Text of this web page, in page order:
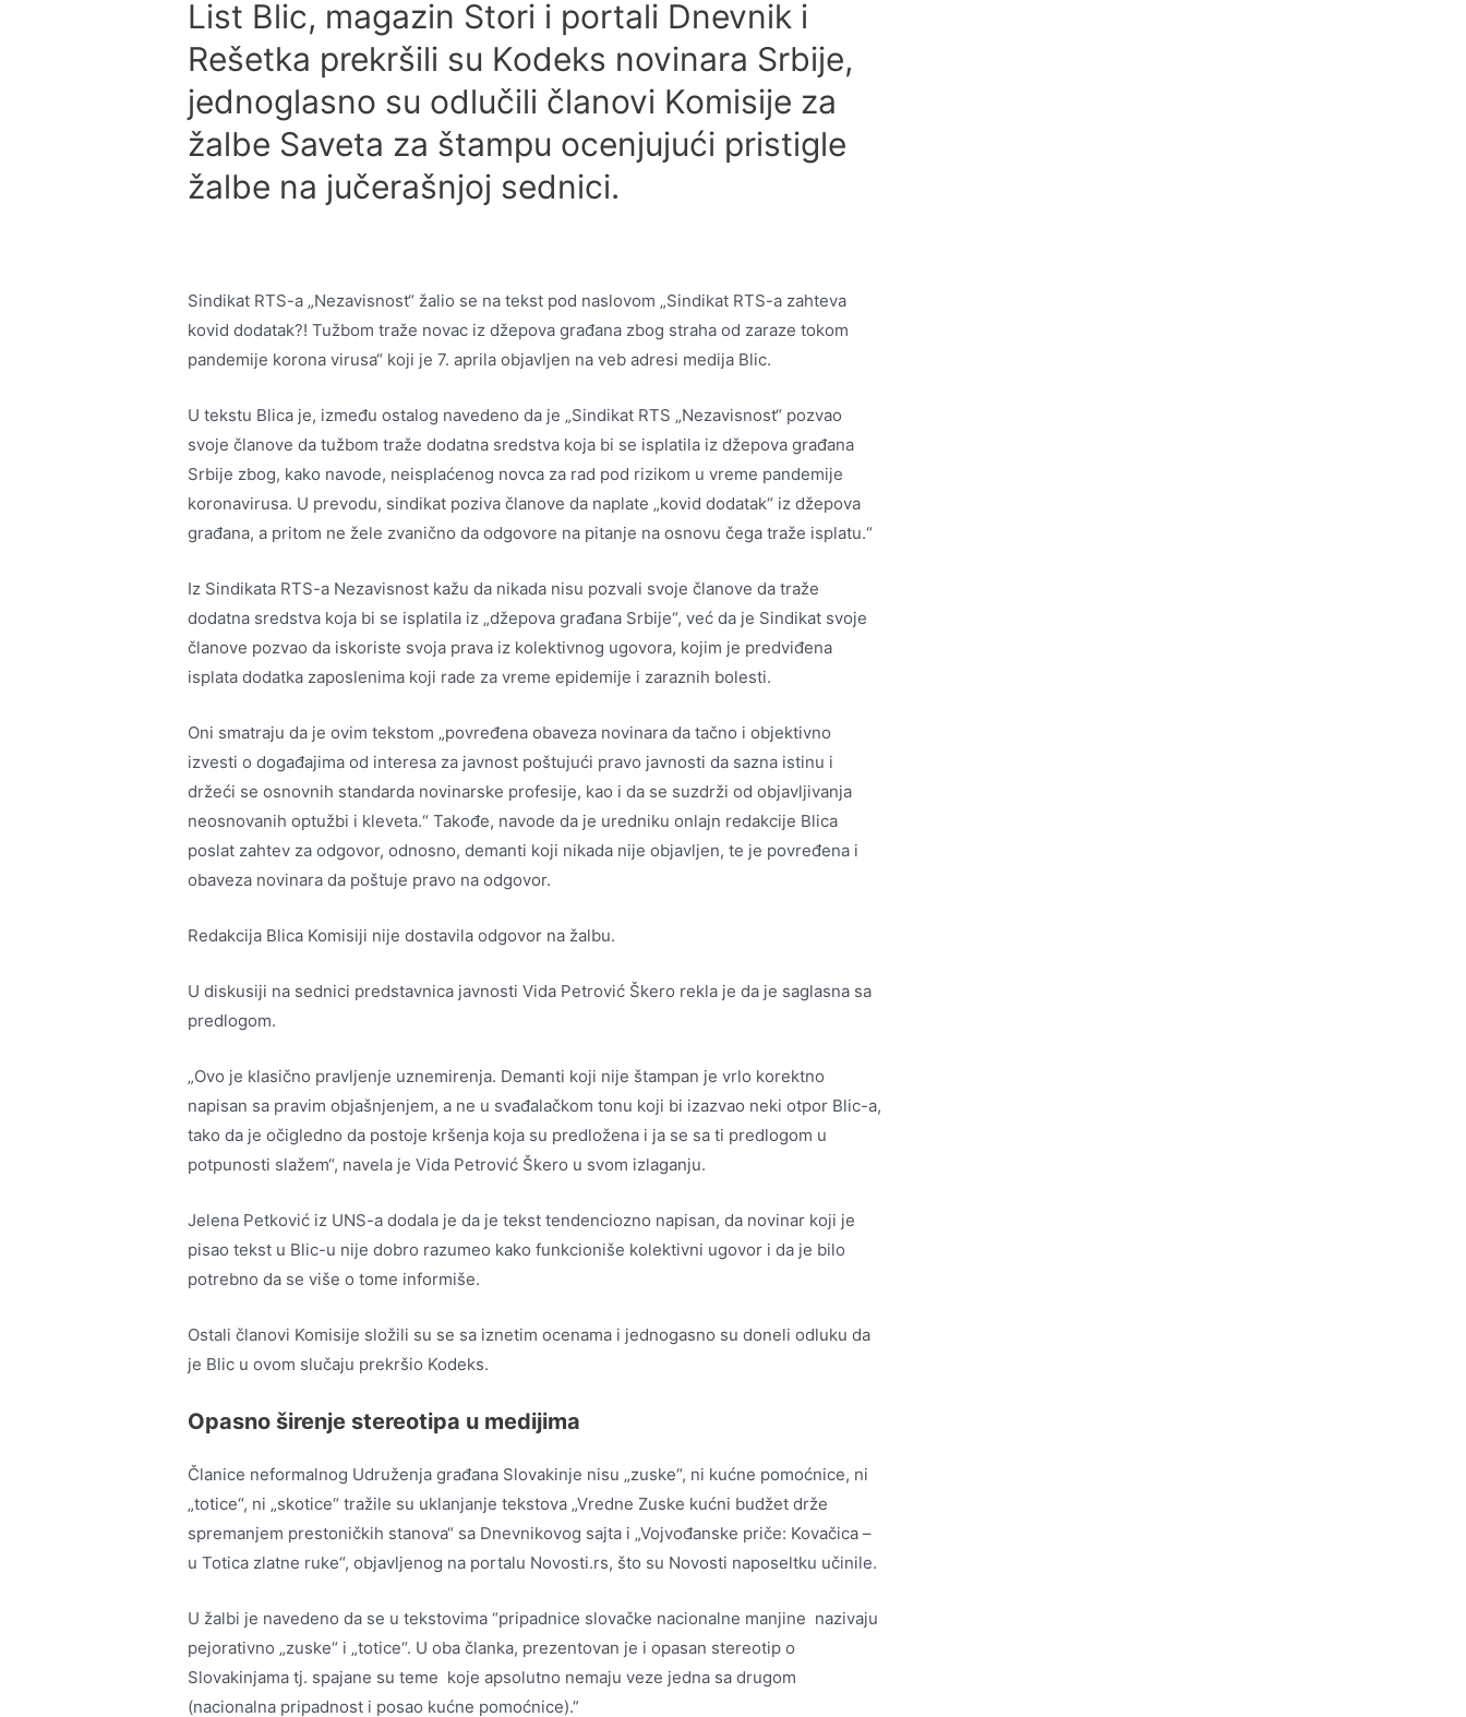
List Blic, magazin Stori i portali Dnevnik i
Rešetka prekršili su Kodeks novinara Srbije,
jednoglasno su odlučili članovi Komisije za
žalbe Saveta za štampu ocenjujući pristigle
žalbe na jučerašnjoj sednici.
Sindikat RTS-a „Nezavisnost“ žalio se na tekst pod naslovom „Sindikat RTS-a zahteva
kovid dodatak?! Tužbom traže novac iz džepova građana zbog straha od zaraze tokom
pandemije korona virusa“ koji je 7. aprila objavljen na veb adresi medija Blic.
U tekstu Blica je, između ostalog navedeno da je „Sindikat RTS „Nezavisnost“ pozvao
svoje članove da tužbom traže dodatna sredstva koja bi se isplatila iz džepova građana
Srbije zbog, kako navode, neisplaćenog novca za rad pod rizikom u vreme pandemije
koronavirusa. U prevodu, sindikat poziva članove da naplate „kovid dodatak“ iz džepova
građana, a pritom ne žele zvanično da odgovore na pitanje na osnovu čega traže isplatu.“
Iz Sindikata RTS-a Nezavisnost kažu da nikada nisu pozvali svoje članove da traže
dodatna sredstva koja bi se isplatila iz „džepova građana Srbije“, već da je Sindikat svoje
članove pozvao da iskoriste svoja prava iz kolektivnog ugovora, kojim je predviđena
isplata dodatka zaposlenima koji rade za vreme epidemije i zaraznih bolesti.
Oni smatraju da je ovim tekstom „povređena obaveza novinara da tačno i objektivno
izvesti o događajima od interesa za javnost poštujući pravo javnosti da sazna istinu i
držeći se osnovnih standarda novinarske profesije, kao i da se suzdrži od objavljivanja
neosnovanih optužbi i kleveta.“ Takođe, navode da je uredniku onlajn redakcije Blica
poslat zahtev za odgovor, odnosno, demanti koji nikada nije objavljen, te je povređena i
obaveza novinara da poštuje pravo na odgovor.
Redakcija Blica Komisiji nije dostavila odgovor na žalbu.
U diskusiji na sednici predstavnica javnosti Vida Petrović Škero rekla je da je saglasna sa
predlogom.
„Ovo je klasično pravljenje uznemirenja. Demanti koji nije štampan je vrlo korektno
napisan sa pravim objašnjenjem, a ne u svađalačkom tonu koji bi izazvao neki otpor Blic-a,
tako da je očigledno da postoje kršenja koja su predložena i ja se sa ti predlogom u
potpunosti slažem“, navela je Vida Petrović Škero u svom izlaganju.
Jelena Petković iz UNS-a dodala je da je tekst tendenciozno napisan, da novinar koji je
pisao tekst u Blic-u nije dobro razumeo kako funkcioniše kolektivni ugovor i da je bilo
potrebno da se više o tome informiše.
Ostali članovi Komisije složili su se sa iznetim ocenama i jednogasno su doneli odluku da
je Blic u ovom slučaju prekršio Kodeks.
Opasno širenje stereotipa u medijima
Članice neformalnog Udruženja građana Slovakinje nisu „zuske“, ni kućne pomoćnice, ni
„totice“, ni „skotice“ tražile su uklanjanje tekstova „Vredne Zuske kućni budžet drže
spremanjem prestoničkih stanova“ sa Dnevnikovog sajta i „Vojvođanske priče: Kovačica –
u Totica zlatne ruke“, objavljenog na portalu Novosti.rs, što su Novosti naposeltku učinile.
U žalbi je navedeno da se u tekstovima “pripadnice slovačke nacionalne manjine nazivaju
pejorativno „zuske“ i „totice“. U oba članka, prezentovan je i opasan stereotip o
Slovakinjama tj. spajane su teme koje apsolutno nemaju veze jedna sa drugom
(nacionalna pripadnost i posao kućne pomoćnice).”